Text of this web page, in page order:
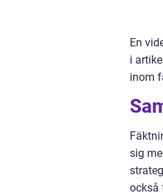
En
i
inom
sig
också